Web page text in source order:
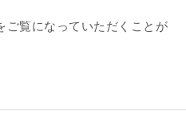
覧になっていただくことが